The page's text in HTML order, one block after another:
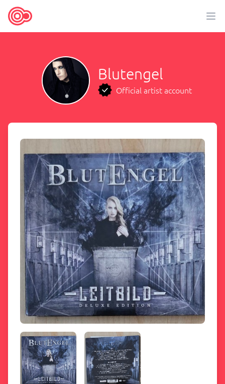
Blutengel
Official artist account